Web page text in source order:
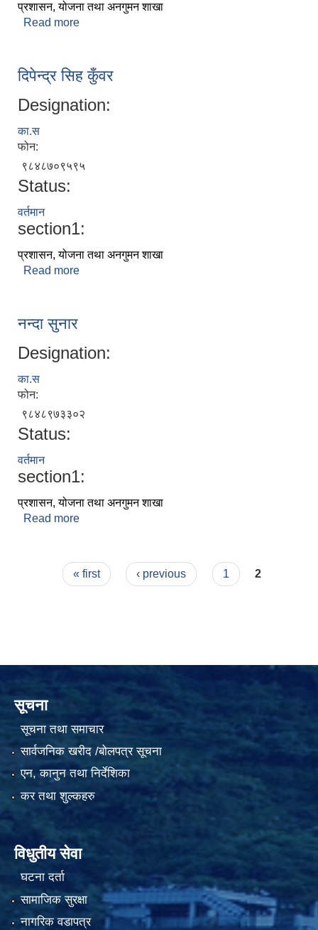
प्रशासन, योजना तथा अनगुमन शाखा
Read more
दिपेन्द्र सिह कुँवर
Designation:
का.स
फोन:
९८४८७०९५९५
Status:
वर्तमान
section1:
प्रशासन, योजना तथा अनगुमन शाखा
Read more
नन्दा सुनार
Designation:
का.स
फोन:
९८४८९७३३०२
Status:
वर्तमान
section1:
प्रशासन, योजना तथा अनगुमन शाखा
Read more
Pages« first ‹ previous 1 2
सूचना
सूचना तथा समाचार
सार्वजनिक खरीद /बोलपत्र सूचना
एन, कानुन तथा निर्देशिका
कर तथा शुल्कहरु
विधुतीय सेवा
घटना दर्ता
सामाजिक सुरक्षा
नागरिक वडापत्र